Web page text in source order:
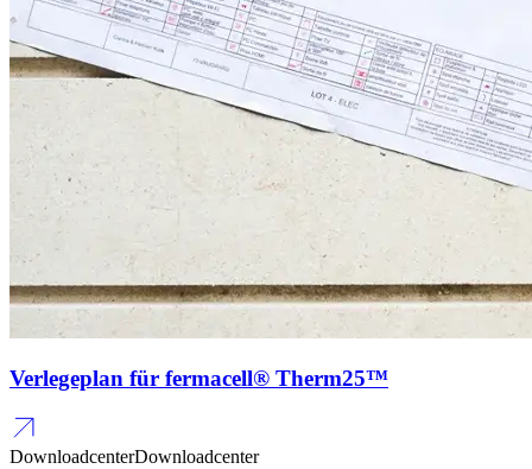
Verlegeplan für fermacell® Therm25™
DownloadcenterDownloadcenter